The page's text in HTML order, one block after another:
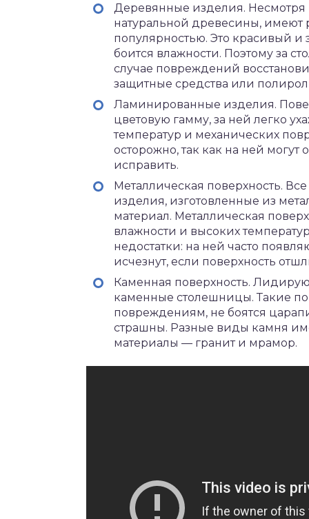
Деревянные изделия. Несмотря
натуральной древесины, имеют
популярностью. Это красивый и
боится влажности. Поэтому за
случае повреждений
защитные средства или
Ламинированные изделия.
цветовую гамму, за ней легко
температур и механических
осторожно, так как на ней могут
исправить.
Металлическая поверхность.
изделия, изготовленные из
материал. Металлическая
влажности и высоких
недостатки: на ней часто
исчезнут, если поверхность
Каменная поверхность.
каменные столешницы. Такие
повреждениям, не боятся
страшны. Разные виды камня
материалы — гранит и мрамор.